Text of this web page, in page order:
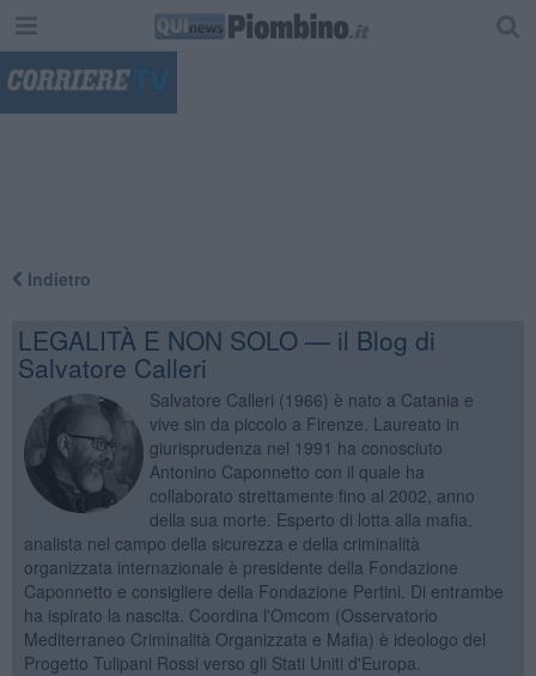
Indietro
LEGALITÀ E NON SOLO — il Blog di
Salvatore Calleri
Salvatore Calleri (1966) è nato a Catania e
vive sin da piccolo a Firenze. Laureato in
giurisprudenza nel 1991 ha conosciuto
Antonino Caponnetto con il quale ha
collaborato strettamente fino al 2002, anno
della sua morte. Esperto di lotta alla mafia,
analista nel campo della sicurezza e della criminalità
organizzata internazionale è presidente della Fondazione
Caponnetto e consigliere della Fondazione Pertini. Di entrambe
ha ispirato la nascita. Coordina l'Omcom (Osservatorio
Mediterraneo Criminalità Organizzata e Mafia) è ideologo del
Progetto Tulipani Rossi verso gli Stati Uniti d'Europa.